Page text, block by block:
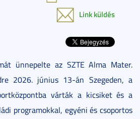
Link küldés
ünnepelte az SZTE Alma Mater.
2026. június 13-án Szegeden, a
várták a kicsiket és a
programokkal, egyéni és csoportos